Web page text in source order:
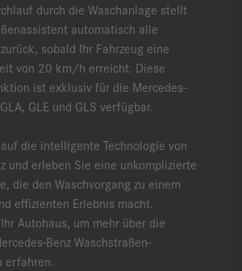
durch die Waschanlage stellt
automatisch alle
sobald Ihr Fahrzeug eine
von 20 km/h erreicht. Diese
ist exklusiv für die Mercedes-
GLE und GLS verfügbar.
die intelligente Technologie von
und erleben Sie eine unkomplizierte
die den Waschvorgang zu einem
effizienten Erlebnis macht.
Autohaus, um mehr über die
Benz Waschstraßen-
erfahren.